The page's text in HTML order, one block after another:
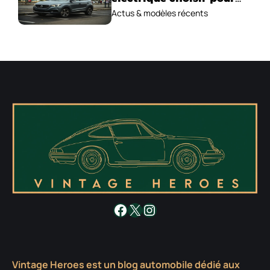
2026 ?
Actus & modèles récents
Facebook
X Instagram
Vintage Heroes est un blog automobile dédié aux